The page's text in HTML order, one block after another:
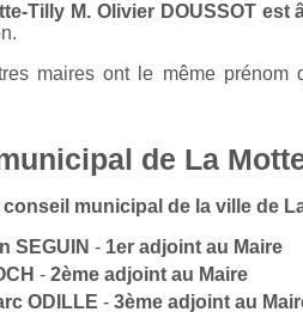
Tilly M. Olivier DOUSSOT est
maires ont le même
de La
conseil municipal de la ville de
SEGUIN - 1er adjoint au Maire
- 2ème adjoint au Maire
ODILLE - 3ème adjoint au